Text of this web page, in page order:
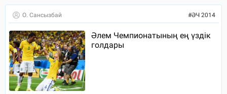
О. Сансызбай #ӘЧ 2014
Әлем Чемпионатының ең үздік
голдары